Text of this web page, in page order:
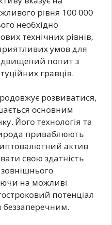
рівня 100 000
необхідно
технічних рівнів,
умов для
попит з
гравців.
розвиватися,
основним
Його технологія та
приваблюють
актив
свою здатність
на можливі
потенціал
беззаперечним.